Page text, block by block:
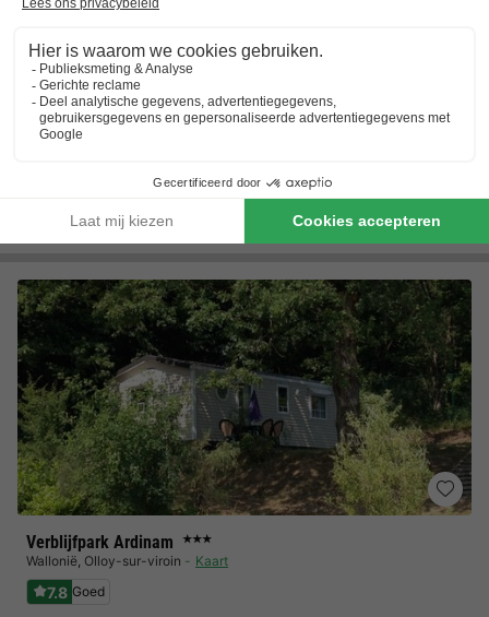
Wallonië
7.1 Goed
Direct aan meer van Vielsalm
Grote speeltuin met ligweide
Verblijfpark Ardinam ★★★
Wallonië, Olloy-sur-viroin Kaart
7.8 Goed